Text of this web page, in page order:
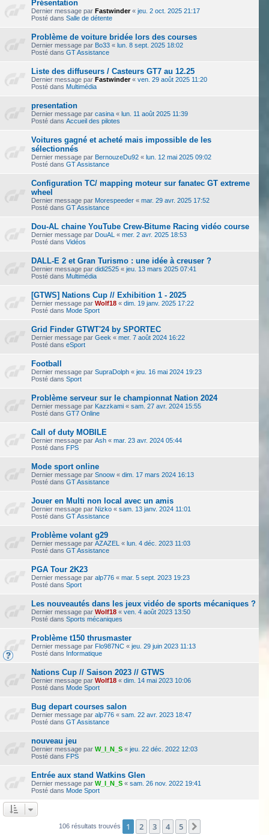
Présentation
Dernier message par Fastwinder« jeu. 2 oct. 2025 21:17
Posté dans Salle de détente
Problème de voiture bridée lors des courses
Dernier message par Bo33 « lun. 8 sept. 2025 18:02
Posté dans GT Assistance
Liste des diffuseurs / Casteurs GT7 au 12.25
Dernier message par Fastwinder« ven. 29 août 2025 11:20
Posté dans Multimédia
presentation
Dernier message par casina « lun. 11 août 2025 11:39
Posté dans Accueil des pilotes
Voitures gagné et acheté mais impossible de les
sélectionnés
Dernier message par BernouzeDu92 « lun. 12 mai 2025 09:02
Posté dans GT Assistance
Configuration TC/ mapping moteur sur fanatec GT extreme
wheel
Dernier message par Morespeeder « mar. 29 avr. 2025 17:52
Posté dans GT Assistance
Dou-AL chaine YouTube Crew-Bitume Racing vidéo course
Dernier message par DouAL « mer. 2 avr. 2025 18:53
Posté dans Vidéos
DALL-E 2 et Gran Turismo : une idée à creuser ?
Dernier message par didi2525 « jeu. 13 mars 2025 07:41
Posté dans Multimédia
[GTWS] Nations Cup // Exhibition 1 - 2025
Dernier message par Wolf18 « dim. 19 janv. 2025 17:22
Posté dans Mode Sport
Grid Finder GTWT'24 by SPORTEC
Dernier message par Geek « mer. 7 août 2024 16:22
Posté dans eSport
Football
Dernier message par SupraDolph « jeu. 16 mai 2024 19:23
Posté dans Sport
Problème serveur sur le championnat Nation 2024
Dernier message par Kazzkami « sam. 27 avr. 2024 15:55
Posté dans GT7 Online
Call of duty MOBILE
Dernier message par Ash « mar. 23 avr. 2024 05:44
Posté dans FPS
Mode sport online
Dernier message par Snoow « dim. 17 mars 2024 16:13
Posté dans GT Assistance
Jouer en Multi non local avec un amis
Dernier message par Nizko « sam. 13 janv. 2024 11:01
Posté dans GT Assistance
Problème volant g29
Dernier message par AZAZEL « lun. 4 déc. 2023 11:03
Posté dans GT Assistance
PGA Tour 2K23
Dernier message par alp776 « mar. 5 sept. 2023 19:23
Posté dans Sport
Les nouveautés dans les jeux vidéo de sports mécaniques ?
Dernier message par Wolf18 « ven. 4 août 2023 13:50
Posté dans Sports mécaniques
Problème t150 thrusmaster
Dernier message par Flo987NC « jeu. 29 juin 2023 11:13
Posté dans Informatique
Nations Cup // Saison 2023 // GTWS
Dernier message par Wolf18 « dim. 14 mai 2023 10:06
Posté dans Mode Sport
Bug depart courses salon
Dernier message par alp776 « sam. 22 avr. 2023 18:47
Posté dans GT Assistance
nouveau jeu
Dernier message par W_I_N_S « jeu. 22 déc. 2022 12:03
Posté dans FPS
Entrée aux stand Watkins Glen
Dernier message par W_I_N_S « sam. 26 nov. 2022 19:41
Posté dans Mode Sport
106 résultats trouvés 1 2 3 4 5